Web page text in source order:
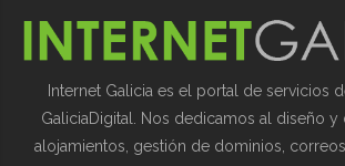
Internet Galicia es el portal de servicios
GaliciaDigital. Nos dedicamos al diseño y
alojamientos, gestión de dominios, correos,